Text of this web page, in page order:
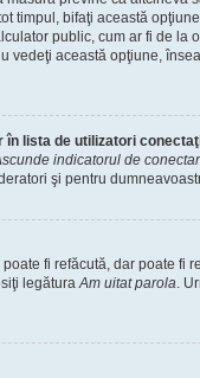
timpul, bifaţi această
public, cum ar fi de la
vedeţi această opţiune,
în lista de utilizatori
indicatorul de
şi pentru
fi refăcută, dar poate fi
legăturaAm uitat parola.